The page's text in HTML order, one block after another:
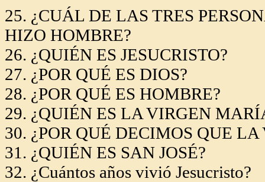
25. ¿CUÁL DE LAS TRES
HIZO HOMBRE?
26. ¿QUIÉN ES JESUCRISTO?
27. ¿POR QUÉ ES DIOS?
28. ¿POR QUÉ ES HOMBRE?
29. ¿QUIÉN ES LA VIRGEN
30. ¿POR QUÉ DECIMOS QUE LA
31. ¿QUIÉN ES SAN JOSÉ?
32. ¿Cuántos años vivió Jesucristo?